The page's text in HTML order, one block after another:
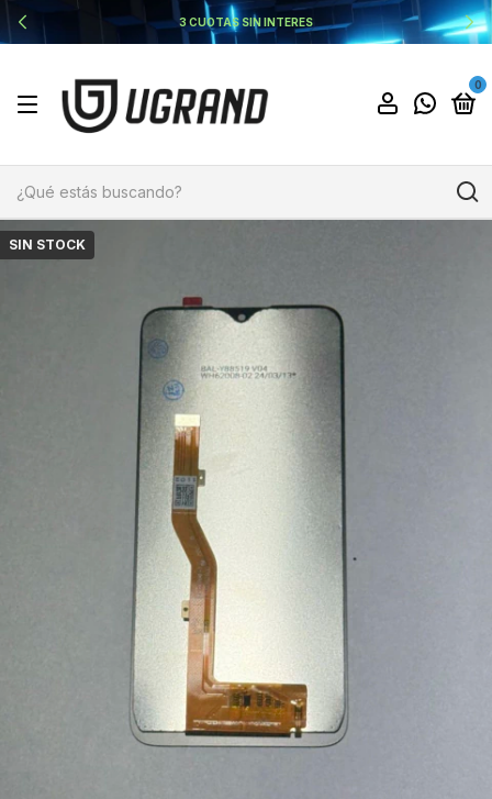
3 CUOTAS SIN INTERES
0
SIN STOCK